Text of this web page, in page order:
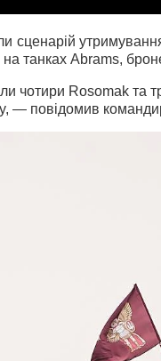
сценарій
танках Abrams,
чотири Rosomak та
— повідомив